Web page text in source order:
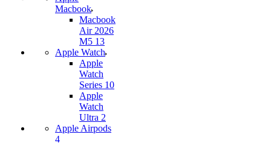
Macbook
Macbook
Air 2026
M5 13
Apple Watch
Apple
Watch
Series 10
Apple
Watch
Ultra 2
Apple Airpods
4